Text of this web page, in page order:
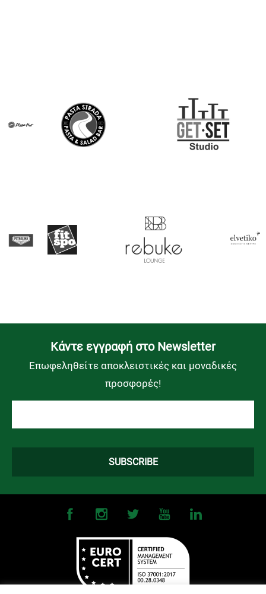
Kάντε εγγραφή στο Newsletter
Επωφεληθείτε αποκλειστικές και μοναδικές
προσφορές!